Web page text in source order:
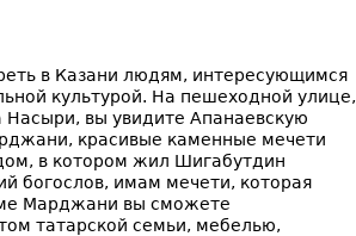
в Казани людям, интересующимся
культурой. На пешеходной улице,
вы увидите Апанаевскую
красивые каменные мечети
в котором жил Шигабутдин
богослов, имам мечети, которая
Марджани вы сможете
татарской семьи, мебелью,